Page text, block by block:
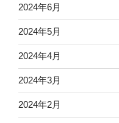
2024年6月
2024年5月
2024年4月
2024年3月
2024年2月